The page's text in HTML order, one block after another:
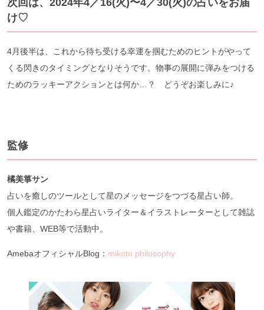
け♡
4月後半は、これから待ち受ける幸運を掴むためのヒントがやって
くる閃きのタイミングとなりそうです。物事の展開に弾みをつける
ためのラッキーアクションとは何か…？ どうぞお楽しみに♪
監修
橘美箏サン
占いを癒しのツールとして星のメッセージをつづる星占い師。
個人鑑定のかたわら星占いライター＆イラストレーターとして雑誌
や書籍、WEB等で活動中。
AmebaオフィシャルBlog： mikoto philosophy